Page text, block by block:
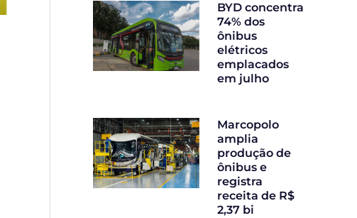
BYD concentra
74% dos
ônibus
elétricos
emplacados
em julho
Marcopolo
amplia
produção de
ônibus e
registra
receita de R$
2,37 bi